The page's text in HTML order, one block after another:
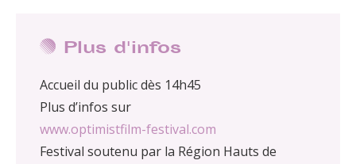
Plus d'infos
Accueil du public dès 14h45
Plus d’infos sur
www.optimistfilm-festival.com
Festival soutenu par la Région Hauts de